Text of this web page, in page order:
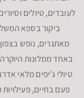
לעובדים, טיולים
ביקור בספא
מאתגרים, נופש
באחד ממלונות
טיולי ג'יפים מלאי
פעם בחיים,